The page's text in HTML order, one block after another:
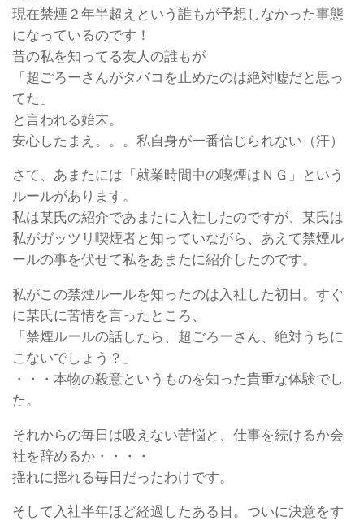
現在禁煙２年半超えという誰もが予想しなかった事態
になっているのです！
昔の私を知ってる友人の誰もが
「超ごろーさんがタバコを止めたのは絶対嘘だと思っ
てた」
と言われる始末。
安心したまえ。。。私自身が一番信じられない（汗）
さて、あまたには「就業時間中の喫煙はＮＧ」という
ルールがあります。
私は某氏の紹介であまたに入社したのですが、某氏は
私がガッツリ喫煙者と知っていながら、あえて禁煙ル
ールの事を伏せて私をあまたに紹介したのです。
私がこの禁煙ルールを知ったのは入社した初日。すぐ
に某氏に苦情を言ったところ、
「禁煙ルールの話したら、超ごろーさん、絶対うちに
こないでしょう？」
・・・本物の殺意というものを知った貴重な体験でし
た。
それからの毎日は吸えない苦悩と、仕事を続けるか会
社を辞めるか・・・・
揺れに揺れる毎日だったわけです。
そして入社半年ほど経過したある日。ついに決意をす